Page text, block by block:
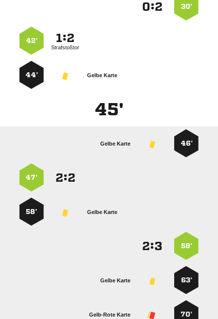
30’
:
:
Strafstoßtor
42’
Gelbe Karte
44’
45'
46’
Gelbe Karte
:
47’
Gelbe Karte
58’
58’
:
63’
Gelbe Karte
70’
Gelb-Rote Karte